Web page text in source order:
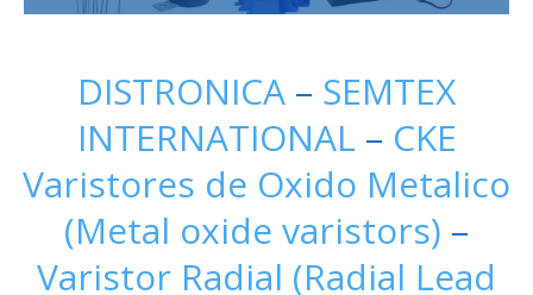
DISTRONICA – SEMTEX
INTERNATIONAL – CKE
Varistores de Oxido Metalico
(Metal oxide varistors) –
Varistor Radial (Radial Lead